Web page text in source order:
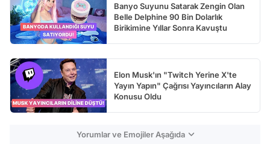
Banyo Suyunu Satarak Zengin Olan
Belle Delphine 90 Bin Dolarlık
Birikimine Yıllar Sonra Kavuştu
Elon Musk'ın "Twitch Yerine X'te
Yayın Yapın" Çağrısı Yayıncıların Alay
Konusu Oldu
Yorumlar ve Emojiler Aşağıda